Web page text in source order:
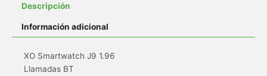
Descripción
Información adicional
XO Smartwatch J9 1.96
Llamadas BT